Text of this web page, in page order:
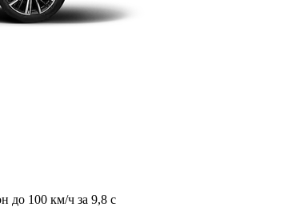
до 100 км/ч за 9,8 с